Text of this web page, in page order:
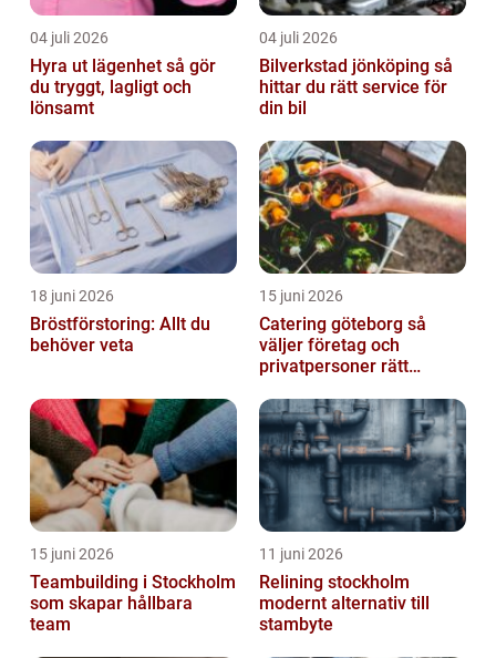
04 juli 2026
Hyra ut lägenhet så gör
du tryggt, lagligt och
lönsamt
04 juli 2026
Bilverkstad jönköping så
hittar du rätt service för
din bil
18 juni 2026
Bröstförstoring: Allt du
behöver veta
15 juni 2026
Catering göteborg så
väljer företag och
privatpersoner rätt
15 juni 2026
Teambuilding i Stockholm
som skapar hållbara
team
11 juni 2026
Relining stockholm
modernt alternativ till
stambyte